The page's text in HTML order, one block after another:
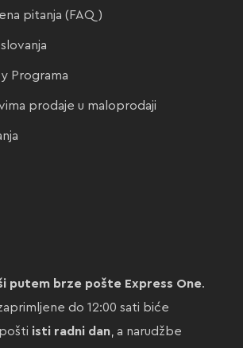
pitanja (FAQ)
Programa
prodaje u maloprodaji
putem brze pošte Express One.
do 12:00 sati biće
isti radni dan, a narudžbe